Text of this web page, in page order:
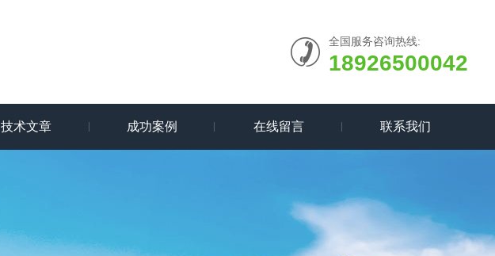
全国服务咨询热线:
18926500042
技术文章 成功案例 在线留言 联系我们